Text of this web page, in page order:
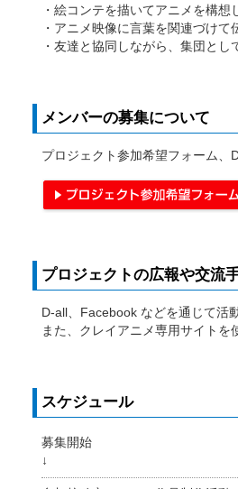
・絵コンテを描いてアニメを構
・アニメ映像に言葉を関連づけ
・友達と協同しながら、集団と
メンバーの募集について
プロジェクト参加希望フォーム、
プロジェクトの広報や交流
D-all、Facebook などを通じて活
また、クレイアニメ専用サイト
スケジュール
募集開始
↓